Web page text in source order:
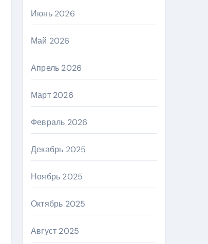
Июнь 2026
Май 2026
Апрель 2026
Март 2026
Февраль 2026
Декабрь 2025
Ноябрь 2025
Октябрь 2025
Август 2025